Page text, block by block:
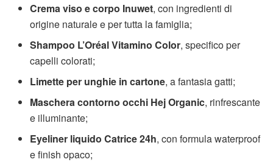
Crema viso e corpo Inuwet, con ingredienti di
origine naturale e per tutta la famiglia;
Shampoo L’Oréal Vitamino Color, specifico per
capelli colorati;
Limette per unghie in cartone, a fantasia gatti;
Maschera contorno occhi Hej Organic, rinfrescante
e illuminante;
Eyeliner liquido Catrice 24h, con formula waterproof
e finish opaco;